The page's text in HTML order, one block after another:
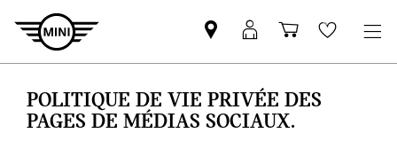
Trouver
un
MINI
Connexion
MyMINI
PanierWishlist
POLITIQUE DE VIE PRIVÉE DES
PAGES DE MÉDIAS SOCIAUX.